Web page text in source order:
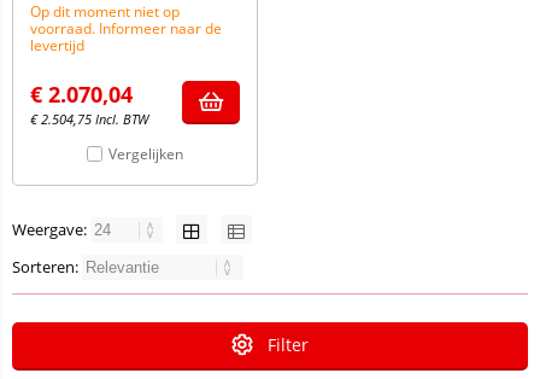
Op dit moment niet op
voorraad. Informeer naar de
levertijd
€ 2.070,04
€2.504,75 Incl. BTW
Vergelijken
Weergave:
Sorteren:
Filter